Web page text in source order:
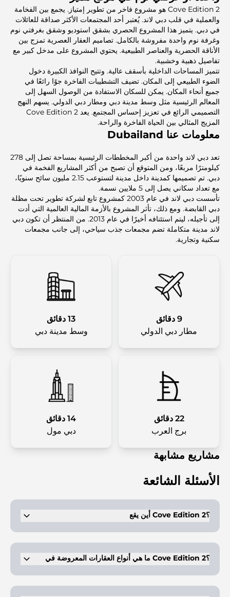
Cove Edition 2 هو مشروع فاخر من تطوير إمتياز. يجمع بين الفخامة
والعملية في قلب دبي لاند. يُعتبر أحد المجتمعات الأكثر صداقة للعائلات
في دبي. يتميز هذا المشروع الحصري بشقق استوديو وشقق بغرفتي نوم
وغرفة نوم واحدة مفروشة بالكامل. تصاميم العقار العصرية تمزج بين
الأناقة الحضرية والعناصر الطبيعية. يحتوي المشروع على مدخل كبير مع
تفاصيل ذهبية وخشبية.
تتميز المساحات الداخلية بأسقف عالية. وتتيح النوافذ الكبيرة دخول
الضوء الطبيعي إلى المكان. تضيف التشطيبات الفاخرة جوًا رائعًا في
جميع أنحاء المكان. يمكن للسكان الاستفادة من الوصول السهل إلى
المعالم الرئيسية مثل وسط مدينة دبي ومطار دبي الدولي. يسهم النهج
التصميمي الرائع في تعزيز إحساس المجتمع. يعد Cove Edition 2
المزيج المثالي بين الحياة الفاخرة والراحة.
معلومات عنا Dubailand
تعد دبي لاند واحدة من أكبر المخططات الرئيسية بمساحة تصل إلى 278
كيلومترًا مربعًا، ومن المتوقع أن تصبح من أكثر المشاريع الفخمة في
دبي. تم تصميمها كمدينة داخل مدينة لتستوعب 2.15 مليون سائح سنويًا،
مع تعداد سكاني يصل إلى 5 ملايين نسمة.
تأسست دبي لاند في عام 2003 كمشروع تابع لشركة تطوير تحت مظلة
دبي القابضة. ومع ذلك، تأثر المشروع بالأزمة المالية العالمية التي أدت
إلى تأجيله، ليتم استئنافه أخيرًا في عام 2013. من المنتظر أن تكون دبي
لاند مدينة متكاملة تضم مجمعات جذب سياحي، إلى جانب مجمعات
سكنية وتجارية.
9 دقائق
مطار دبي الدولي
13 دقائق
وسط مدينة دبي
22 دقائق
برج العرب
14 دقائق
دبي مول
مشاريع مشابهة
الأسئلة الشائعة
أين يقع Cove Edition 2؟
ما هي أنواع العقارات المعروضة في Cove Edition 2؟